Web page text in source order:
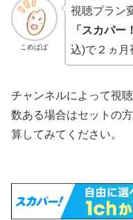
こめぱぱ
視聴プラン
「スカパー
込)で２ヵ月
チャンネルによって視
数ある場合はセットの
算してみてください。